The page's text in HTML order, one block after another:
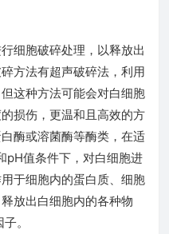
细胞破碎处理，以释放出
方法有超声破碎法，利用
这种方法可能会对白细胞
损伤，更温和且高效的方
酶或溶菌酶等酶类，在适
值条件下，对白细胞进
于细胞内的蛋白质、细胞
放出白细胞内的各种物
。